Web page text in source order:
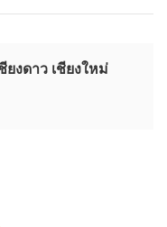
งดาว เชียงใหม่